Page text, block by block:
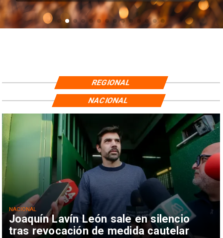
REGIONAL
Joaquín Lavín León sale en silencio
tras revocación de medida cautelar
NACIONAL
NACIONAL